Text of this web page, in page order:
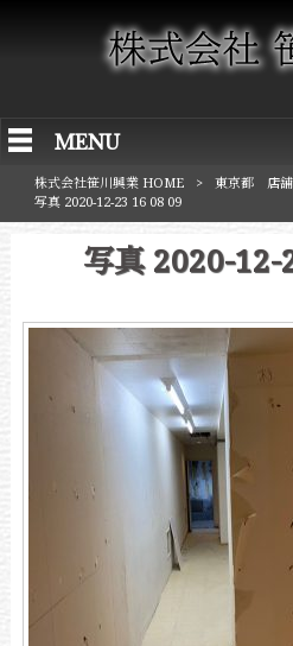
MENU
株式会社笹川興業 HOME > 東京都 店
写真 2020-12-23 16 08 09
写真 2020-12-